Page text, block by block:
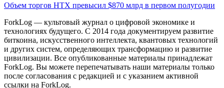
Объем торгов HTX превысил $870 млрд в первом полугодии
ForkLog — культовый журнал о цифровой экономике и
технологиях будущего. С 2014 года документируем развитие
биткоина, искусственного интеллекта, квантовых технологий
и других систем, определяющих трансформацию и развитие
цивилизации. Все опубликованные материалы принадлежат
ForkLog. Вы можете перепечатывать наши материалы только
после согласования с редакцией и с указанием активной
ссылки на ForkLog.